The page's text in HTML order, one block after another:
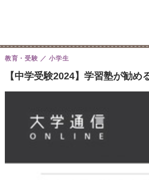
【中学受験2024】学習塾が勧
教育・受験 小学生